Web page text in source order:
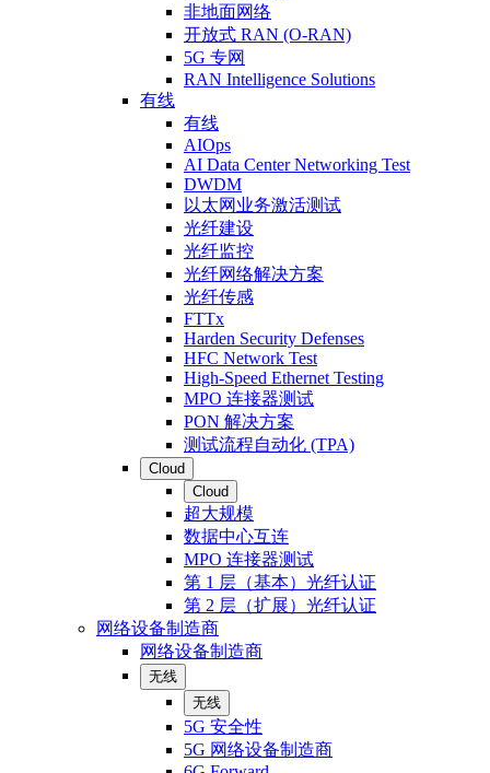
非地面网络
开放式 RAN (O-RAN)
5G 专网
RAN Intelligence Solutions
有线
有线
AIOps
AI Data Center Networking Test
DWDM
以太网业务激活测试
光纤建设
光纤监控
光纤网络解决方案
光纤传感
FTTx
Harden Security Defenses
HFC Network Test
High-Speed Ethernet Testing
MPO 连接器测试
PON 解决方案
测试流程自动化 (TPA)
Cloud
Cloud
超大规模
数据中心互连
MPO 连接器测试
第 1 层（基本）光纤认证
第 2 层（扩展）光纤认证
网络设备制造商
网络设备制造商
无线
无线
5G 安全性
5G 网络设备制造商